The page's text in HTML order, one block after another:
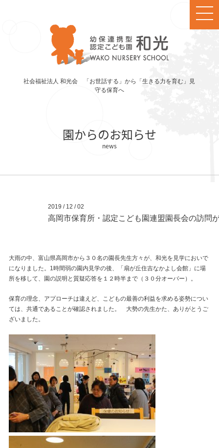
社会福祉法人 和光会 「お世話する」から「生きる力を育む」見
守る保育へ
園からのお知らせ
2019 / 12 / 02
高岡市保育所・認定こども園連盟園長会の訪問
大雨の中、富山県高岡市から３０名の園長先生方々が、和光を見学においで
になりました。1時間弱の園内見学の後、「扇が丘住吉なかよし会館」に場
所を移して、園の説明と質疑応答を１２時半まで（３０分オーバー）。
保育の理念、アプローチは違えど、こどもの最善の利益を求める姿勢につい
ては、共通であることが確認されました。 大勢の先生かた、ありがとうご
ざいました。